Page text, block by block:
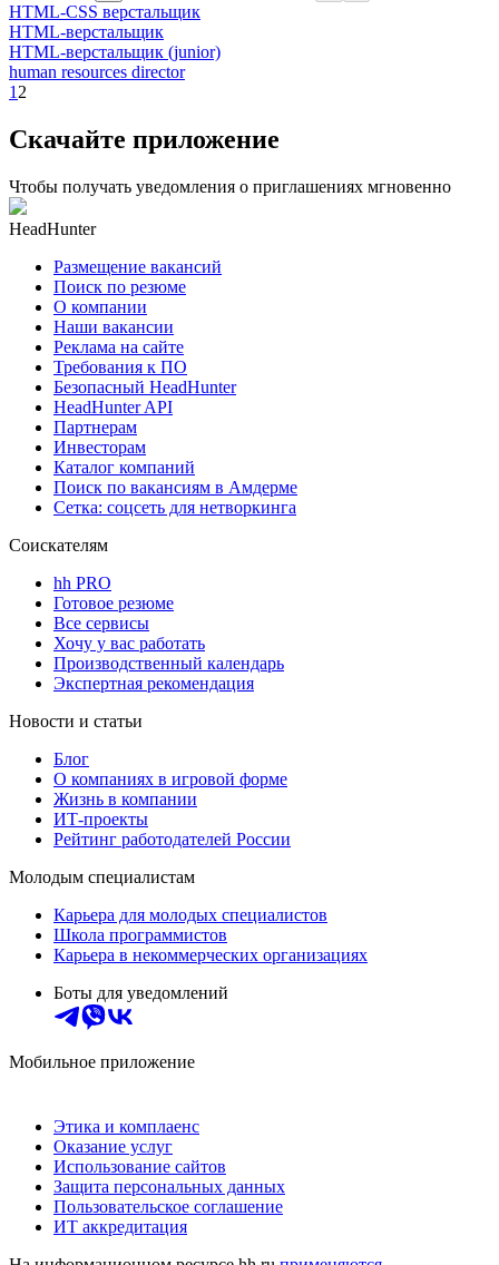
HTML-CSS верстальщик
HTML-верстальщик
HTML-верстальщик (junior)
human resources director
1 2
Скачайте приложение
Чтобы получать уведомления о приглашениях мгновенно
HeadHunter
Размещение вакансий
Поиск по резюме
О компании
Наши вакансии
Реклама на сайте
Требования к ПО
Безопасный HeadHunter
HeadHunter API
Партнерам
Инвесторам
Каталог компаний
Поиск по вакансиям в Амдерме
Сетка: соцсеть для нетворкинга
Соискателям
hh PRO
Готовое резюме
Все сервисы
Хочу у вас работать
Производственный календарь
Экспертная рекомендация
Новости и статьи
Блог
О компаниях в игровой форме
Жизнь в компании
ИТ-проекты
Рейтинг работодателей России
Молодым специалистам
Карьера для молодых специалистов
Школа программистов
Карьера в некоммерческих организациях
Боты для уведомлений
Мобильное приложение
Этика и комплаенс
Оказание услуг
Использование сайтов
Защита персональных данных
Пользовательское соглашение
ИТ аккредитация